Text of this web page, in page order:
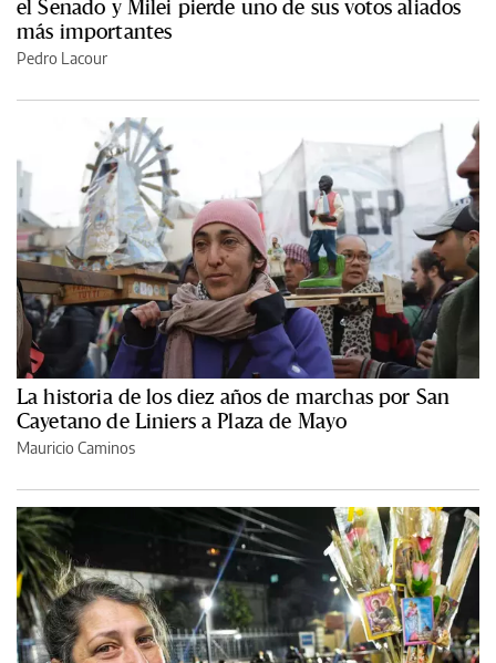
el Senado y Milei pierde uno de sus votos aliados
más importantes
Pedro Lacour
La historia de los diez años de marchas por San
Cayetano de Liniers a Plaza de Mayo
Mauricio Caminos